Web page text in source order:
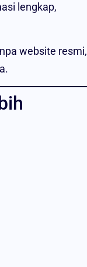
lengkap,
website resmi,